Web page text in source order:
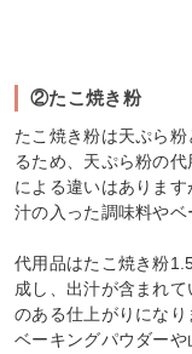
②たこ焼き粉
たこ焼き粉は天ぷら
るため、天ぷら粉の
による違いはありま
汁の入った調味料やベ
代用品はたこ焼き粉
成し、出汁が含まれ
のある仕上がりになり
ベーキングパウダー